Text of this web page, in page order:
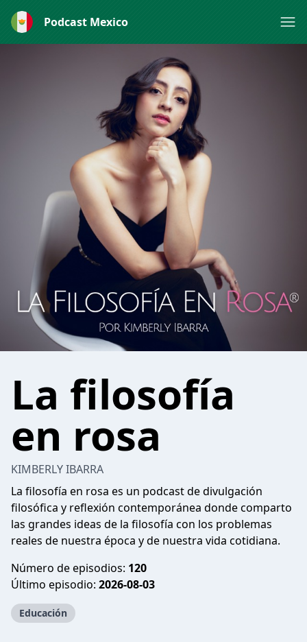
Podcast Mexico
La filosofía
en rosa
KIMBERLY IBARRA
La filosofía en rosa es un podcast de divulgación
filosófica y reflexión contemporánea donde comparto
las grandes ideas de la filosofía con los problemas
reales de nuestra época y de nuestra vida cotidiana.
Número de episodios: 120
Último episodio: 2026-08-03
Educación